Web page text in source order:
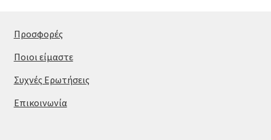
Προσφορές
Ποιοι είμαστε
Συχνές Ερωτήσεις
Επικοινωνία